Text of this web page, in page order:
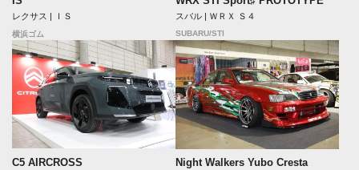
レクサス | ＩＳ
横浜ゴム
スバル | ＷＲＸ Ｓ４
SUBARU/STI
C5 AIRCROSS Night Walkers Yubo Cresta